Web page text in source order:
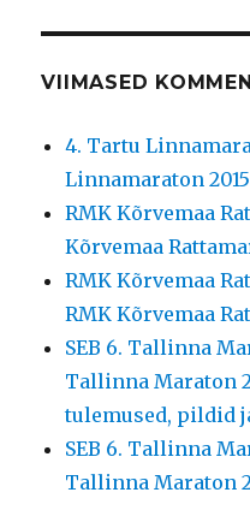
VIIMASED
4. Tartu
Linnamaraton
RMK Kõrvemaa
Kõrvemaa
RMK Kõrvemaa
RMK Kõrvemaa
SEB 6. Tallinna
Tallinna Maraton
tulemused, pildid
SEB 6. Tallinna
Tallinna Maraton